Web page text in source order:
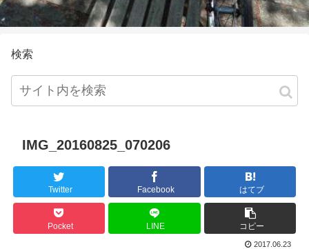
検索
IMG_20160825_070206
Twitter Facebook はてブ
Pocket LINE コピー
2017.06.23